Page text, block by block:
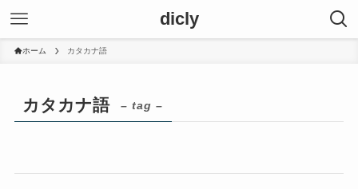
dicly
ホーム カタカナ語
カタカナ語 – tag –